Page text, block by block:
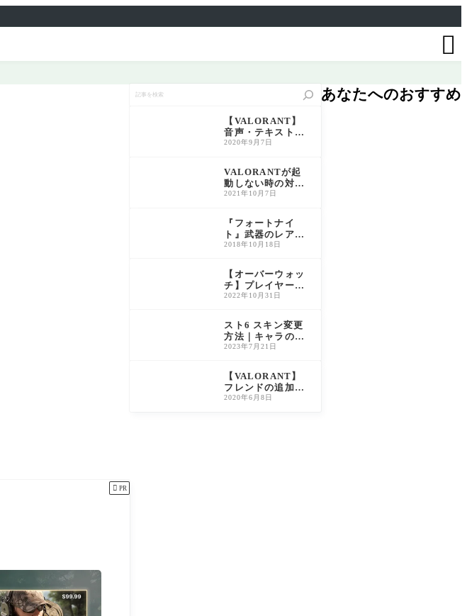

 PR
【VALORANT】
音声・テキスト言
語の変更方法につ
ラント】
2020年9月7日
VALORANTが起
動しない時の対処
法｜VAN9001/VA
26年最新】
2021年10月7日
『フォートナイ
ト』武器のレアリ
ティ一覧と特徴解
＆おすすめ活用法
2018年10月18日
【オーバーウォッ
チ】プレイヤー称
号の入手方法・解
W2対応）
2022年10月31日
スト6 スキン変更
方法｜キャラの衣
装・コスチューム
2023年7月21日
【VALORANT】
フレンドの追加・
申請方法と「でき
2020年6月8日
あなたへのおすすめ